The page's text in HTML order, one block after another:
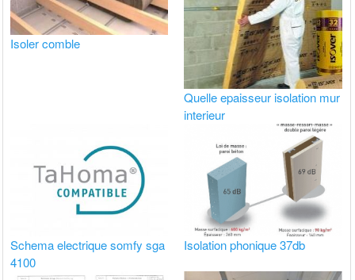
Isoler comble
Quelle epaisseur isolation mur
interieur
Schema electrique somfy sga
4100
Isolation phonique 37db